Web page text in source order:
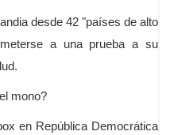
desde 42 "países de alto
a una prueba a su
mono?
en República Democrática